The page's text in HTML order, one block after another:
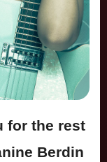
for the rest
Berdin